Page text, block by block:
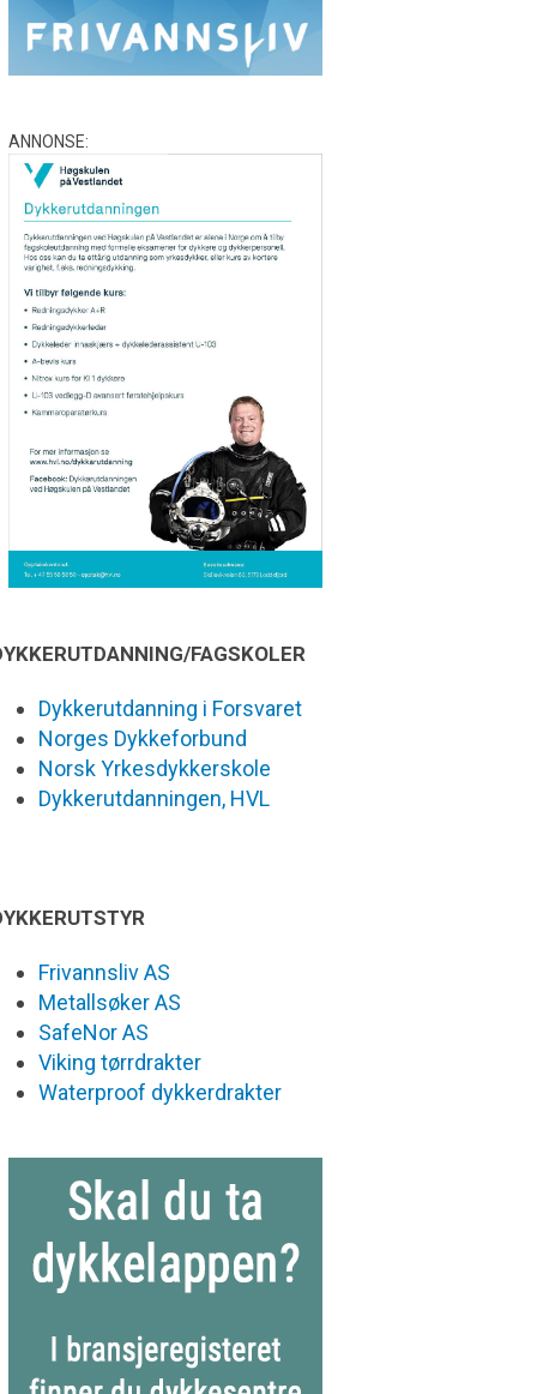
ANNONSE:
FAGSKOLER
Dykkerutdanning i Forsvaret
Norges Dykkeforbund
Norsk Yrkesdykkerskole
Dykkerutdanningen, HVL
Frivannsliv AS
Metallsøker AS
SafeNor AS
Viking tørrdrakter
Waterproof dykkerdrakter